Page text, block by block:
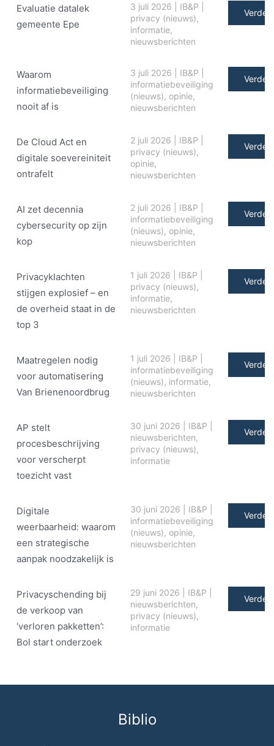
Evaluatie datalek
gemeente Epe
3 juli 2026 IB&P
privacy (nieuws),
informatie,
nieuwsberichten
Verder
Waarom
informatiebeveiliging
nooit af is
3 juli 2026 IB&P
informatiebeveiliging
(nieuws), opinie,
nieuwsberichten
Verder
De Cloud Act en
digitale soe­ve­rei­ni­teit
ontrafelt
2 juli 2026 IB&P
privacy (nieuws),
opinie,
nieuwsberichten
Verder
AI zet decennia
cybersecurity op zijn
kop
2 juli 2026 IB&P
informatiebeveiliging
(nieuws), opinie,
nieuwsberichten
Verder
Privacyklachten
stijgen explosief – en
de overheid staat in de
top 3
1 juli 2026 IB&P
privacy (nieuws),
informatie,
nieuwsberichten
Verder
Maatregelen nodig
voor automatisering
Van Brienenoordbrug
1 juli 2026 IB&P
informatiebeveiliging
(nieuws), informatie,
nieuwsberichten
Verder
AP stelt
procesbeschrijving
voor verscherpt
toezicht vast
30 juni 2026 IB&P
nieuwsberichten,
privacy (nieuws),
informatie
Verder
Digitale
weerbaarheid: waarom
een strategische
aanpak noodzakelijk is
30 juni 2026 IB&P
informatiebeveiliging
(nieuws), opinie,
nieuwsberichten
Verder
Privacyschending bij
de verkoop van
‘verloren pakketten’:
Bol start onderzoek
29 juni 2026 IB&P
nieuwsberichten,
privacy (nieuws),
informatie
Verder
Biblio